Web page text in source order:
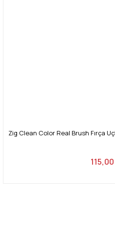
Zig Clean Color Real Brush Fırça